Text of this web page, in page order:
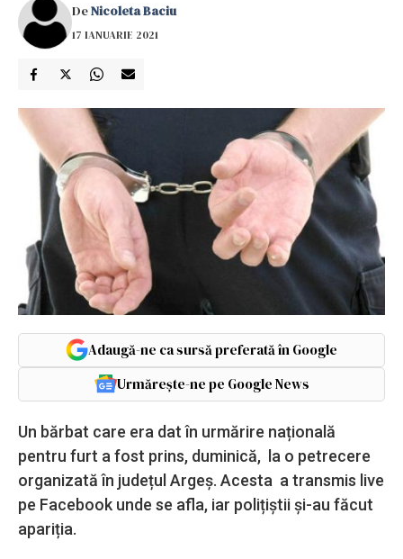
DeNicoleta Baciu
17 IANUARIE 2021
Adaugă-ne ca sursă preferată în Google
Urmărește-ne pe Google News
Un bărbat care era dat în urmărire națională
pentru furt a fost prins, duminică, la o petrecere
organizată în județul Argeș. Acesta a transmis live
pe Facebook unde se afla, iar polițiștii și-au făcut
apariția.